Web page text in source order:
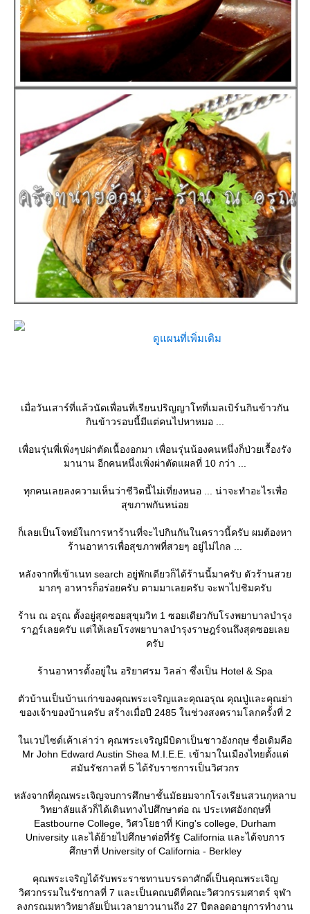
ดูแผนที่เพิ่มเติม
เมื่อวันเสาร์ที่แล้วนัดเพื่อนที่เรียนปริญญาโทที่เมลเบิร์นกินข้าวกัน
กินข้าวรอบนี้มีแต่คนไปหาหมอ ...
เพื่อนรุ่นพี่เพิ่งๆปผ่าตัดเนื้องอกมา เพื่อนรุ่นน้องคนหนึ่งก็ป่วยเรื้องรัง
มานาน อีกคนหนึ่งเพิ่งผ่าตัดแผลที่ 10 กว่า ...
ทุกคนเลยลงความเห็นว่าชีวิตนี้ไม่เที่ยงหนอ ... น่าจะทำอะไรเพื่อ
สุขภาพกันหน่อ
ก็เลยเป็นโจทย์ในการหาร้านที่จะไปกินกันในคราวนี้ครับ ผมต้องหา
ร้านอาหารเพื่อสุขภาพที่สวยๆ อยู่ไม่ไกล ...
หลังจากที่เข้าเนท search อยู่พักเดียวก็ได้ร้านนี้มาครับ ตัวร้านสว
มากๆ อาหารก็อร่อยครับ ตามมาเลยครับ จะพาไปชิมครับ
ร้าน ณ อรุณ ตั้งอยู่สุดซอยสุขุมวิท 1 ซอยเดียวกับโรงพยาบาลบำรุง
ราฏร์เลยครับ แต่ให้เลยโรงพยาบาลบำรุงราษฎร์จนถึงสุดซอยเล
ครับ
ร้านอาหารตั้งอยู่ใน อริยาศรม วิลล่า ซึ่งเป็น Hotel & Spa
ตัวบ้านเป็นบ้านเก่าของคุณพระเจริญและคุณอรุณ คุณปู่และคุณย่า
ของเจ้าของบ้านครับ สร้างเมื่อปี 2485 ในช่วงสงครามโลกครั้งที่ 2
นเวปไซด์เค้าเล่าว่า คุณพระเจริญมีบิดาเป็นชาวอังกฤษ ชื่อเดิมคือ
Mr John Edward Austin Shea M.I.E.E. เข้ามาในเมืองไทยตั้งแต่
สมันรัชกาลที่ 5 ได้รับราชการเป็นวิศวกร
หลังจากที่คุณพระเจิญจบการศึกษาชั้นมัธยมจากโรงเรียนสวนกุหลาบ
วิทยาลัยแล้วก็ได้เดินทางไปศึกษาต่อ ณ ประเทศอังกฤษที่
Eastbourne College, วิศวโยธาที่ King's college, Durham
University และได้ย้ายไปศึกษาต่อที่รัฐ California และได้จบการ
ศึกษาที่ University of California - Berkley
คุณพระเจริญได้รับพระราชทานบรรดาศักดิ์เป็นคุณพระเจิญ
วิศวกรรมในรัชกาลที่ 7 และเป็นคณบดีที่คณะวิศวกรรมศาตร์ จุฬา
ลงกรณมหาวิทยาลัยเป็นเวลายาวนานถึง 27 ปีตลอดอายุการทำงาน